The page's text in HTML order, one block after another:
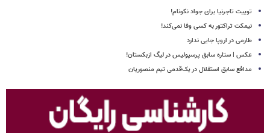
توییت تاجرنیا برای جواد نکونام!
نیمکت تراکتور به کسی وفا نمی‌کند!
طارمی در اروپا جایی ندارد
عکس | ستاره سابق پرسپولیس در لیگ ازبکستان!
مدافع سابق استقلال در یک‌قدمی تیم منصوریان